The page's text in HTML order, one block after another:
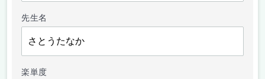
先生名
楽単度